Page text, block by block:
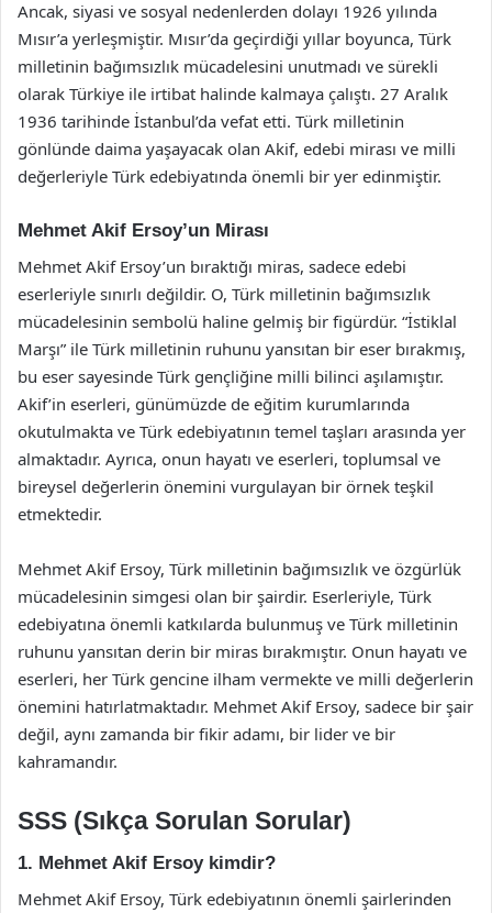
Ancak, siyasi ve sosyal nedenlerden dolayı 1926 yılında
Mısır’a yerleşmiştir. Mısır’da geçirdiği yıllar boyunca, Türk
milletinin bağımsızlık mücadelesini unutmadı ve sürekli
olarak Türkiye ile irtibat halinde kalmaya çalıştı. 27 Aralık
1936 tarihinde İstanbul’da vefat etti. Türk milletinin
gönlünde daima yaşayacak olan Akif, edebi mirası ve milli
değerleriyle Türk edebiyatında önemli bir yer edinmiştir.
Mehmet Akif Ersoy’un Mirası
Mehmet Akif Ersoy’un bıraktığı miras, sadece edebi
eserleriyle sınırlı değildir. O, Türk milletinin bağımsızlık
mücadelesinin sembolü haline gelmiş bir figürdür. “İstiklal
Marşı” ile Türk milletinin ruhunu yansıtan bir eser bırakmış,
bu eser sayesinde Türk gençliğine milli bilinci aşılamıştır.
Akif’in eserleri, günümüzde de eğitim kurumlarında
okutulmakta ve Türk edebiyatının temel taşları arasında yer
almaktadır. Ayrıca, onun hayatı ve eserleri, toplumsal ve
bireysel değerlerin önemini vurgulayan bir örnek teşkil
etmektedir.
Mehmet Akif Ersoy, Türk milletinin bağımsızlık ve özgürlük
mücadelesinin simgesi olan bir şairdir. Eserleriyle, Türk
edebiyatına önemli katkılarda bulunmuş ve Türk milletinin
ruhunu yansıtan derin bir miras bırakmıştır. Onun hayatı ve
eserleri, her Türk gencine ilham vermekte ve milli değerlerin
önemini hatırlatmaktadır. Mehmet Akif Ersoy, sadece bir şair
değil, aynı zamanda bir fikir adamı, bir lider ve bir
kahramandır.
SSS (Sıkça Sorulan Sorular)
1. Mehmet Akif Ersoy kimdir?
Mehmet Akif Ersoy, Türk edebiyatının önemli şairlerinden